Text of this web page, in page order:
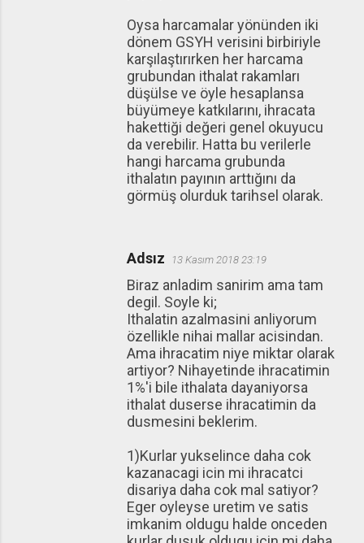
Oysa harcamalar yönünden iki
dönem GSYH verisini birbiriyle
karşılaştırırken her harcama
grubundan ithalat rakamları
düşülse ve öyle hesaplansa
büyümeye katkılarını, ihracata
hakettiği değeri genel okuyucu
da verebilir. Hatta bu verilerle
hangi harcama grubunda
ithalatın payının arttığını da
görmüş olurduk tarihsel olarak.
Adsız 13 Kasım 2018 23:19
Biraz anladim sanirim ama tam
degil. Soyle ki;
Ithalatin azalmasini anliyorum
özellikle nihai mallar acisindan.
Ama ihracatim niye miktar olarak
artiyor? Nihayetinde ihracatimin
1%'i bile ithalata dayaniyorsa
ithalat duserse ihracatimin da
dusmesini beklerim.
1)Kurlar yukselince daha cok
kazanacagi icin mi ihracatci
disariya daha cok mal satiyor?
Eger oyleyse uretim ve satis
imkanim oldugu halde onceden